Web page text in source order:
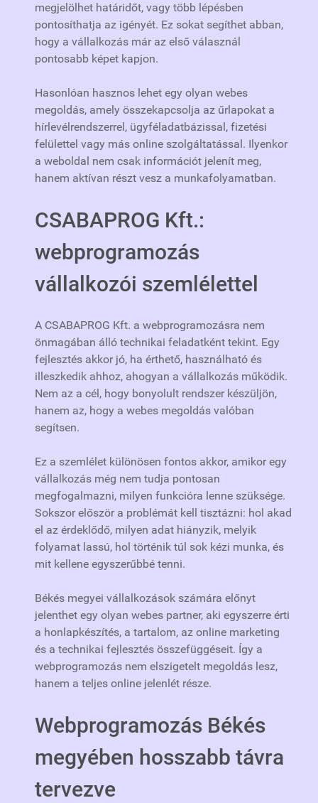
megjelölhet határidőt, vagy több lépésben
pontosíthatja az igényét. Ez sokat segíthet abban,
hogy a vállalkozás már az első válasznál
pontosabb képet kapjon.
Hasonlóan hasznos lehet egy olyan webes
megoldás, amely összekapcsolja az űrlapokat a
hírlevélrendszerrel, ügyféladatbázissal, fizetési
felülettel vagy más online szolgáltatással. Ilyenkor
a weboldal nem csak információt jelenít meg,
hanem aktívan részt vesz a munkafolyamatban.
CSABAPROG Kft.:
webprogramozás
vállalkozói szemlélettel
A CSABAPROG Kft. a webprogramozásra nem
önmagában álló technikai feladatként tekint. Egy
fejlesztés akkor jó, ha érthető, használható és
illeszkedik ahhoz, ahogyan a vállalkozás működik.
Nem az a cél, hogy bonyolult rendszer készüljön,
hanem az, hogy a webes megoldás valóban
segítsen.
Ez a szemlélet különösen fontos akkor, amikor egy
vállalkozás még nem tudja pontosan
megfogalmazni, milyen funkcióra lenne szüksége.
Sokszor először a problémát kell tisztázni: hol akad
el az érdeklődő, milyen adat hiányzik, melyik
folyamat lassú, hol történik túl sok kézi munka, és
mit kellene egyszerűbbé tenni.
Békés megyei vállalkozások számára előnyt
jelenthet egy olyan webes partner, aki egyszerre érti
a honlapkészítés, a tartalom, az online marketing
és a technikai fejlesztés összefüggéseit. Így a
webprogramozás nem elszigetelt megoldás lesz,
hanem a teljes online jelenlét része.
Webprogramozás Békés
megyében hosszabb távra
tervezve